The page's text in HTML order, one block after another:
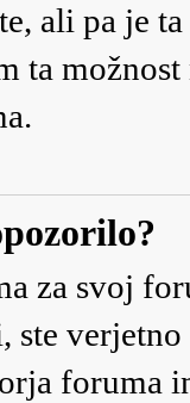
ali pa je
ta
za svoj
ste
foruma